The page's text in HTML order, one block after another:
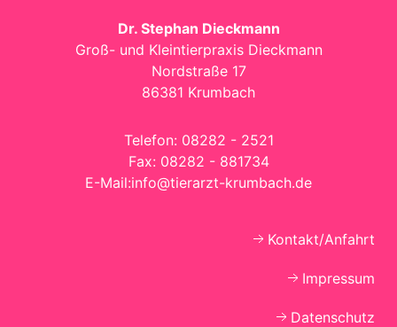
Dr. Stephan Dieckmann
Groß- und Kleintierpraxis Dieckmann
Nordstraße 17
86381 Krumbach
Telefon: 08282 - 2521
Fax: 08282 - 881734
E-Mail:info@tierarzt-krumbach.de
Kontakt/Anfahrt
Impressum
Datenschutz